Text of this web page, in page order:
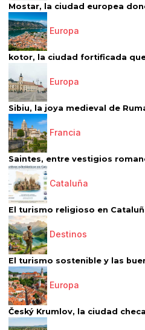
Mostar, la ciudad europea
Europa
kotor, la ciudad fortificada
Europa
Sibiu, la joya medieval de
Francia
Saintes, entre vestigios
Cataluña
El turismo religioso en
Destinos
El turismo sostenible y las
Europa
Český Krumlov, la ciudad